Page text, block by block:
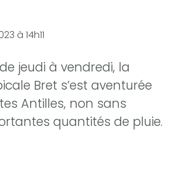
à 14h11
jeudi à vendredi, la
Bret s’est aventurée
Antilles, non sans
quantités de pluie.